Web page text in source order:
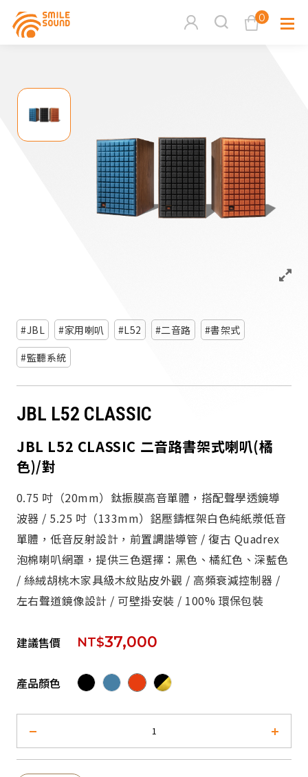
0
請選擇商品分類
活動
JBL 家用喇叭 L52 二音路
書架式
監聽系統
JBL L52 CLASSIC
JBL L52 CLASSIC 二音路書架式喇叭(橘
色)/對
0.75 吋（20mm）鈦振膜高音單體，搭配聲學透鏡導
波器 / 5.25 吋（133mm）鋁壓鑄框架白色純紙漿低音
單體，低音反射設計，前置調諧導管 / 復古 Quadrex
泡棉喇叭網罩，提供三色選擇：黑色、橘紅色、深藍色
/ 絲絨胡桃木家具級木紋貼皮外觀 / 高頻衰減控制器 /
左右聲道鏡像設計 / 可壁掛安裝 / 100% 環保包裝
建議售價 NT$37,000
產品顏色